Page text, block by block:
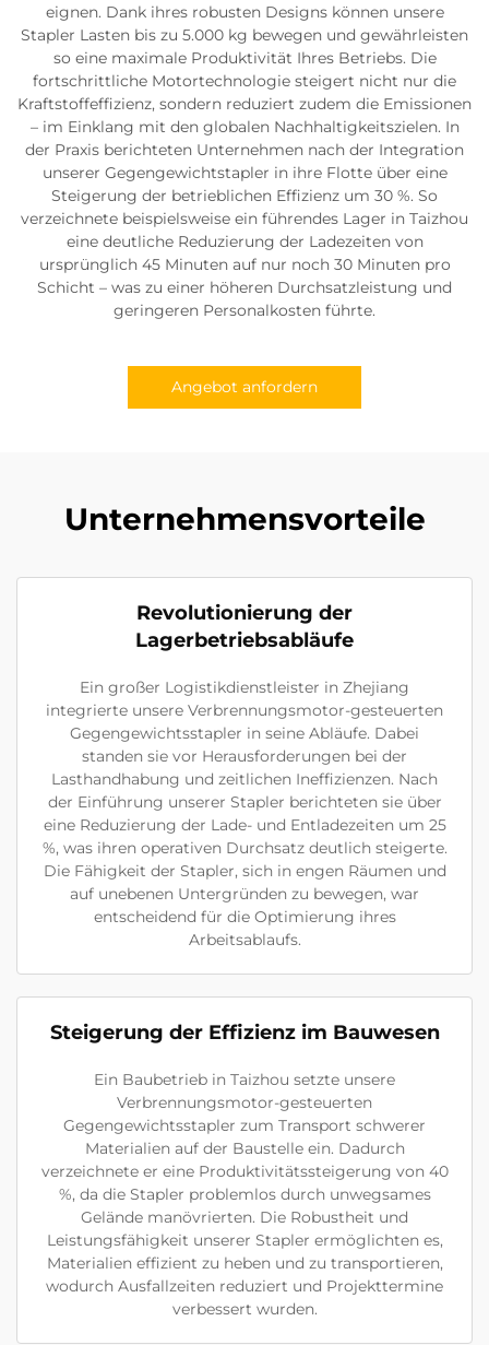
eignen. Dank ihres robusten Designs können unsere
Stapler Lasten bis zu 5.000 kg bewegen und gewährleisten
so eine maximale Produktivität Ihres Betriebs. Die
fortschrittliche Motortechnologie steigert nicht nur die
Kraftstoffeffizienz, sondern reduziert zudem die Emissionen
– im Einklang mit den globalen Nachhaltigkeitszielen. In
der Praxis berichteten Unternehmen nach der Integration
unserer Gegengewichtstapler in ihre Flotte über eine
Steigerung der betrieblichen Effizienz um 30 %. So
verzeichnete beispielsweise ein führendes Lager in Taizhou
eine deutliche Reduzierung der Ladezeiten von
ursprünglich 45 Minuten auf nur noch 30 Minuten pro
Schicht – was zu einer höheren Durchsatzleistung und
geringeren Personalkosten führte.
Angebot anfordern
Unternehmensvorteile
Revolutionierung der
Lagerbetriebsabläufe
Ein großer Logistikdienstleister in Zhejiang
integrierte unsere Verbrennungsmotor-gesteuerten
Gegengewichtsstapler in seine Abläufe. Dabei
standen sie vor Herausforderungen bei der
Lasthandhabung und zeitlichen Ineffizienzen. Nach
der Einführung unserer Stapler berichteten sie über
eine Reduzierung der Lade- und Entladezeiten um 25
%, was ihren operativen Durchsatz deutlich steigerte.
Die Fähigkeit der Stapler, sich in engen Räumen und
auf unebenen Untergründen zu bewegen, war
entscheidend für die Optimierung ihres
Arbeitsablaufs.
Steigerung der Effizienz im Bauwesen
Ein Baubetrieb in Taizhou setzte unsere
Verbrennungsmotor-gesteuerten
Gegengewichtsstapler zum Transport schwerer
Materialien auf der Baustelle ein. Dadurch
verzeichnete er eine Produktivitätssteigerung von 40
%, da die Stapler problemlos durch unwegsames
Gelände manövrierten. Die Robustheit und
Leistungsfähigkeit unserer Stapler ermöglichten es,
Materialien effizient zu heben und zu transportieren,
wodurch Ausfallzeiten reduziert und Projekttermine
verbessert wurden.